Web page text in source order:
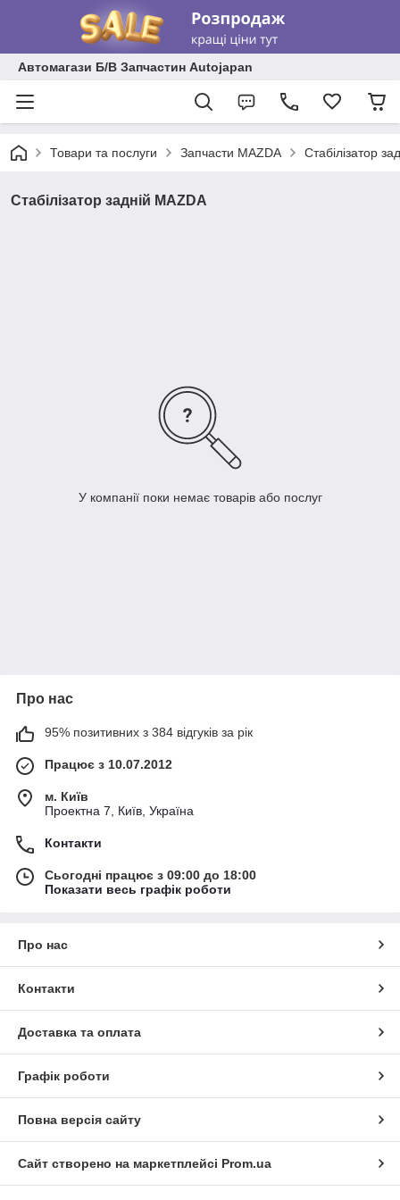
Автомагази Б/В Запчастин Autojapan
Товари та послуги Запчасти MAZDA Стабілізатор
Стабілізатор задній MAZDA
У компанії поки немає товарів або послуг
Про нас
95% позитивних з 384 відгуків за рік
Працює з 10.07.2012
м. Київ
Проектна 7, Київ, Україна
Контакти
Сьогодні працює з 09:00 до 18:00
Показати весь графік роботи
Про нас
Контакти
Доставка та оплата
Графік роботи
Повна версія сайту
Сайт створено на маркетплейсі Prom.ua